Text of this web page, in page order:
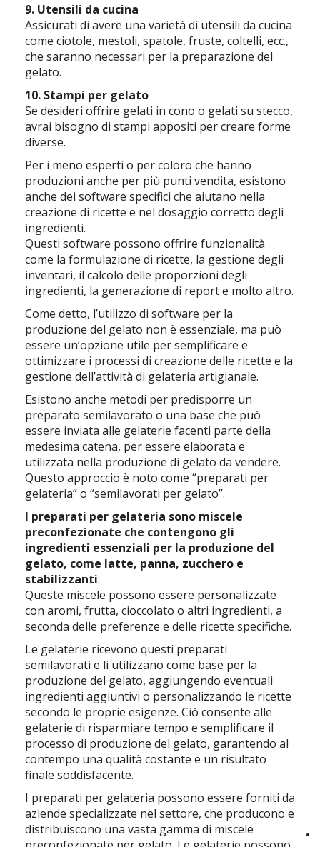
9. Utensili da cucina
Assicurati di avere una varietà di utensili da cucina
come ciotole, mestoli, spatole, fruste, coltelli, ecc.,
che saranno necessari per la preparazione del
gelato.
10. Stampi per gelato
Se desideri offrire gelati in cono o gelati su stecco,
avrai bisogno di stampi appositi per creare forme
diverse.
Per i meno esperti o per coloro che hanno
produzioni anche per più punti vendita, esistono
anche dei software specifici che aiutano nella
creazione di ricette e nel dosaggio corretto degli
ingredienti.
Questi software possono offrire funzionalità
come la formulazione di ricette, la gestione degli
inventari, il calcolo delle proporzioni degli
ingredienti, la generazione di report e molto altro.
Come detto, l’utilizzo di software per la
produzione del gelato non è essenziale, ma può
essere un’opzione utile per semplificare e
ottimizzare i processi di creazione delle ricette e la
gestione dell’attività di gelateria artigianale.
Esistono anche metodi per predisporre un
preparato semilavorato o una base che può
essere inviata alle gelaterie facenti parte della
medesima catena, per essere elaborata e
utilizzata nella produzione di gelato da vendere.
Questo approccio è noto come “preparati per
gelateria” o “semilavorati per gelato”.
I preparati per gelateria sono miscele
preconfezionate che contengono gli
ingredienti essenziali per la produzione del
gelato, come latte, panna, zucchero e
stabilizzanti.
Queste miscele possono essere personalizzate
con aromi, frutta, cioccolato o altri ingredienti, a
seconda delle preferenze e delle ricette specifiche.
Le gelaterie ricevono questi preparati
semilavorati e li utilizzano come base per la
produzione del gelato, aggiungendo eventuali
ingredienti aggiuntivi o personalizzando le ricette
secondo le proprie esigenze. Ciò consente alle
gelaterie di risparmiare tempo e semplificare il
processo di produzione del gelato, garantendo al
contempo una qualità costante e un risultato
finale soddisfacente.
I preparati per gelateria possono essere forniti da
aziende specializzate nel settore, che producono e
distribuiscono una vasta gamma di miscele